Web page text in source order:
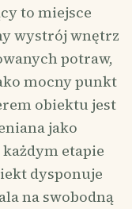
to miejsce
wystrój wnętrz
potraw,
mocny punkt
obiektu jest
jako
etapie
dysponuje
na swobodną